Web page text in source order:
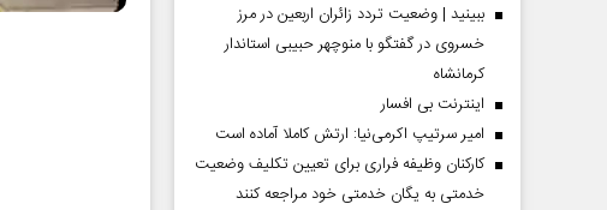
ببینید | وضعیت تردد زائران اربعین در مرز
خسروی در گفتگو با منوچهر حبیبی استاندار
کرمانشاه
اینترنت بی افسار
امیر سرتیپ اکرمی‌نیا: ارتش کاملا آماده است
کارکنان وظیفه فراری برای تعیین تکلیف وضعیت
خدمتی به یگان خدمتی خود مراجعه کنند